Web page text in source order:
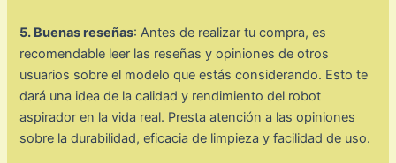
5. Buenas reseñas: Antes de realizar tu compra, es
recomendable leer las reseñas y opiniones de otros
usuarios sobre el modelo que estás considerando. Esto te
dará una idea de la calidad y rendimiento del robot
aspirador en la vida real. Presta atención a las opiniones
sobre la durabilidad, eficacia de limpieza y facilidad de uso.